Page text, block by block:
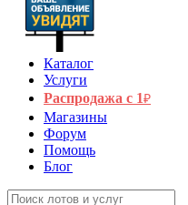
Каталог
Услуги
Распродажа с 1₽
Магазины
Форум
Помощь
Блог